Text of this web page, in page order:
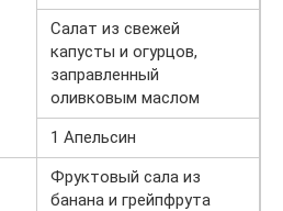
Салат из свежей
капусты и огурцов,
заправленный
оливковым маслом
1 Апельсин
Фруктовый сала из
банана и грейпфрута